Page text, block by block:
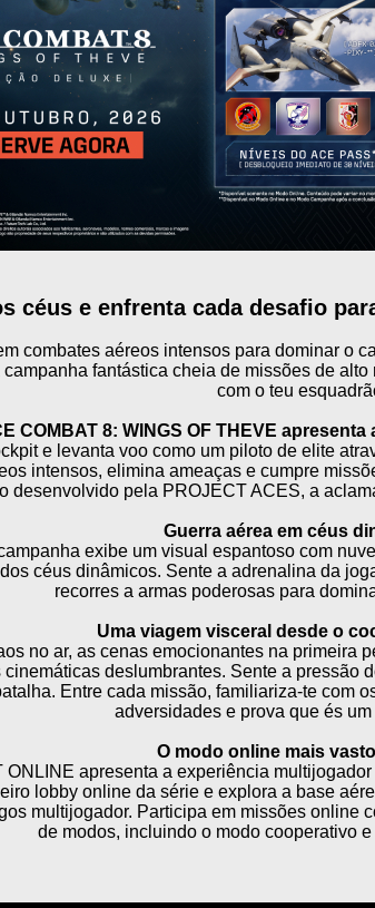
céus e enfrenta cada desafio
combates aéreos intensos para dominar o
campanha fantástica cheia de missões de
com o teu
COMBAT 8: WINGS OF THEVE
e levanta voo como um piloto de elite
intensos, elimina ameaças e cumpre
desenvolvido pela PROJECT ACES, a
Guerra aérea em céus
exibe um visual espantoso com
céus dinâmicos. Sente a adrenalina da
recorres a armas poderosas para
Uma viagem visceral desde o
no ar, as cenas emocionantes na primeira
deslumbrantes. Sente a pressão
Entre cada missão, familiariza-te com
adversidades e prova que és
O modo online mais
ONLINE apresenta a experiência
lobby online da série e explora a base
multijogador. Participa em missões online
de modos, incluindo o modo cooperativo